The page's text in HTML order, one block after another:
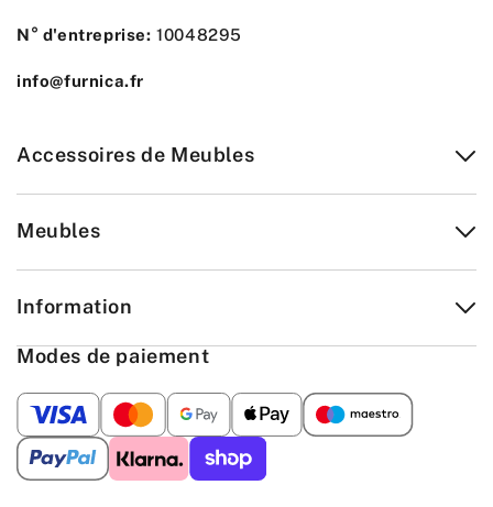
N° d'entreprise: 10048295
info@furnica.fr
Accessoires de Meubles
Meubles
Information
Modes de paiement